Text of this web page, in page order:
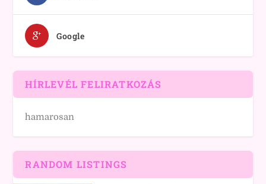
Google
HÍRLEVÉL FELIRATKOZÁS
hamarosan
RANDOM LISTINGS